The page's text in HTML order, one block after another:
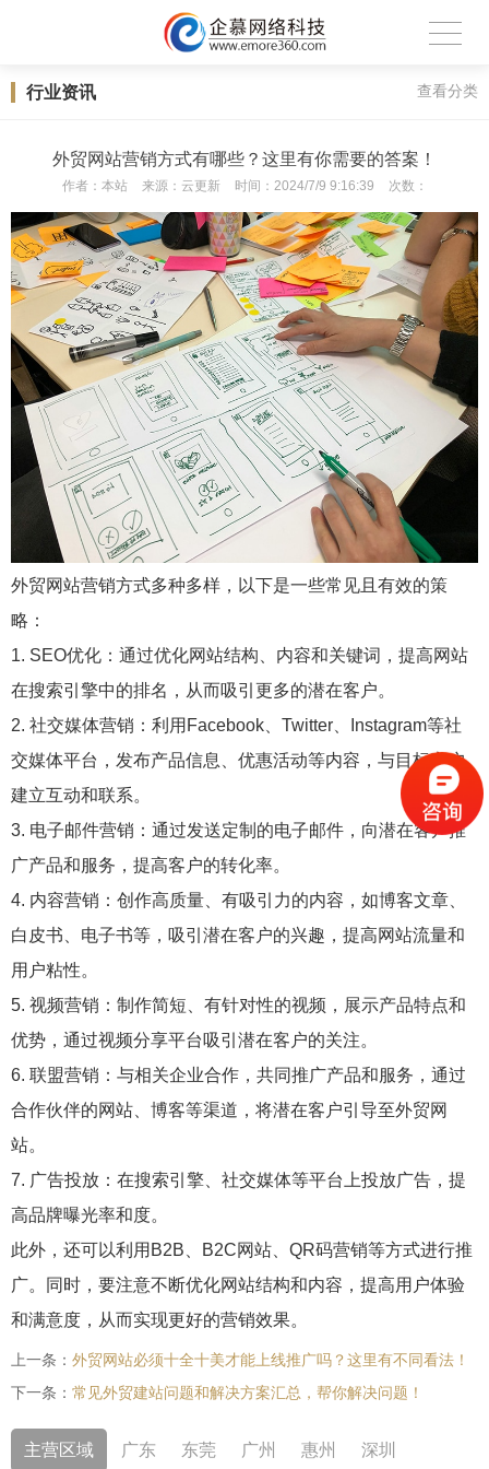
行业资讯 查看分类
外贸网站营销方式有哪些？这里有你需要的答案！
作者： 本站 来源： 云更新 时间： 2024/7/9 9:16:39 次数：
外贸网站营销方式多种多样，以下是一些常见且有效的策
略：
1. SEO优化：通过优化网站结构、内容和关键词，提高网站
在搜索引擎中的排名，从而吸引更多的潜在客户。
2. 社交媒体营销：利用Facebook、Twitter、Instagram等社
交媒体平台，发布产品信息、优惠活动等内容，与目标客户
建立互动和联系。
3. 电子邮件营销：通过发送定制的电子邮件，向潜在客户推
广产品和服务，提高客户的转化率。
4. 内容营销：创作高质量、有吸引力的内容，如博客文章、
白皮书、电子书等，吸引潜在客户的兴趣，提高网站流量和
用户粘性。
5. 视频营销：制作简短、有针对性的视频，展示产品特点和
优势，通过视频分享平台吸引潜在客户的关注。
6. 联盟营销：与相关企业合作，共同推广产品和服务，通过
合作伙伴的网站、博客等渠道，将潜在客户引导至外贸网
站。
7. 广告投放：在搜索引擎、社交媒体等平台上投放广告，提
高品牌曝光率和度。
此外，还可以利用B2B、B2C网站、QR码营销等方式进行推
广。同时，要注意不断优化网站结构和内容，提高用户体验
和满意度，从而实现更好的营销效果。
上一条： 外贸网站必须十全十美才能上线推广吗？这里有不同看法！
下一条： 常见外贸建站问题和解决方案汇总，帮你解决问题！
主营区域 广东 东莞 广州 惠州 深圳